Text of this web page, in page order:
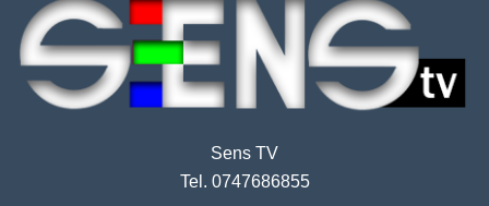
Sens TV
Tel. 0747686855